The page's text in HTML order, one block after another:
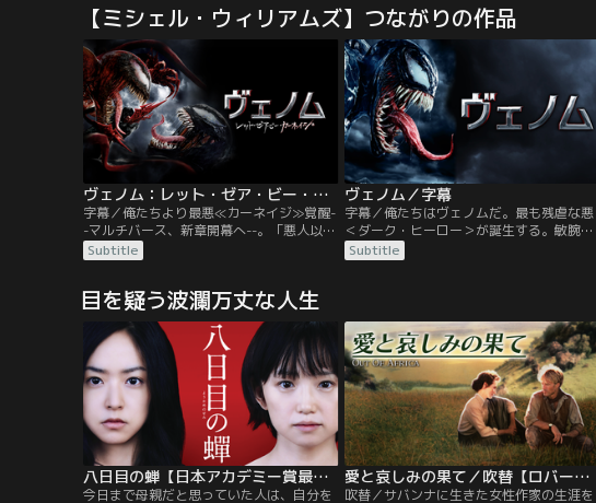
ューリーだった。迫りくる新たな脅威を察
したニックは、スパイダーマンの力を必要
としていたのだ。目の前に立ちはだかる脅
威に立ち向かう使命を…。
った特製スーツに身を包み、NYの街を救う
べくパトロールの日々。ある日、スターク
に恨みを抱く“バルチャー”が、巨大な翼を
装着しNYを危機に陥れる。
【ミシェル・ウィリアムズ】つながりの作品
ヴェノム：レット・ゼア・ビー・カーネイジ／字幕
字幕／俺たちより最悪≪カーネイジ≫覚醒-
-マルチバース、新章開幕へ--。「悪人以外
を食べない」という条件でエディの体に寄
生し、共同生活を送る地球外生命体＜シン
事件の真相を追うジャーナリストのエディ
は、サン・クエンティン刑務所である死刑
囚、クレタス・キャサディと再会する。ク
レタスは幾度となく猟奇殺人を…。
Subtitle
ヴェノム／字幕
字幕／俺たちはヴェノムだ。最も残虐な悪
＜ダーク・ヒーロー＞が誕生する。敏腕記
者エディ・ブロックは、人体実験で死者を
出しているという＜ライフ財団＞の真相を
思を持った生命体との接触により、エディ
の体は寄生され、その声が聞こえるように
なる…。
Subtitle
目を疑う波瀾万丈な人生
八日目の蝉【日本アカデミー賞最優秀作品賞】
今日まで母親だと思っていた人は、自分を
愛と哀しみの果て／吹替【ロバート・レッドフォード＋メリル・ストリープ】
吹替／サバンナに生きた女性作家の生涯を